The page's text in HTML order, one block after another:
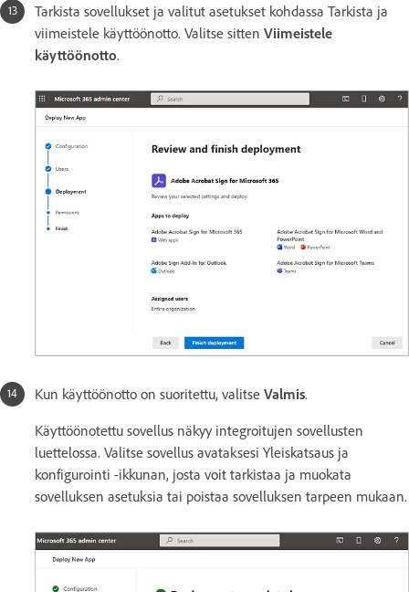
Tarkista sovellukset ja valitut asetukset kohdassa Tarkista ja
viimeistele käyttöönotto. Valitse sitten Viimeistele
käyttöönotto.
Kun käyttöönotto on suoritettu, valitse Valmis.
Käyttöönotettu sovellus näkyy integroitujen sovellusten
luettelossa. Valitse sovellus avataksesi Yleiskatsaus ja
konfigurointi -ikkunan, josta voit tarkistaa ja muokata
sovelluksen asetuksia tai poistaa sovelluksen tarpeen mukaan.